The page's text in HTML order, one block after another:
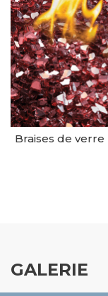
Braises de
GALERIE